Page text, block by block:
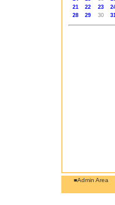
21
22 23
28
29 30
■Admin Area